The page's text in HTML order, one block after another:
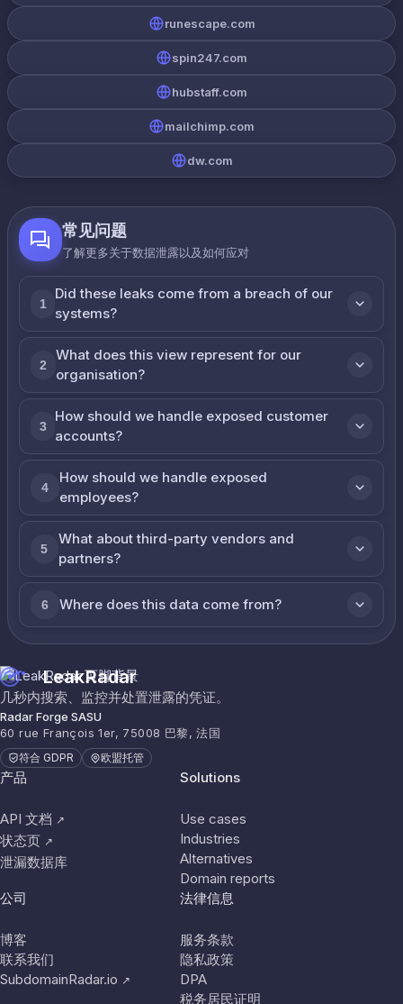
runescape.com
spin247.com
hubstaff.com
mailchimp.com
dw.com
常见问题
了解更多关于数据泄露以及如何应对
1
Did these leaks come from a breach of our
systems?
2
What does this view represent for our
organisation?
3
How should we handle exposed customer
accounts?
4
How should we handle exposed
employees?
5
What about third-party vendors and
partners?
6 Where does this data come from?
LeakRadar
几秒内搜索、监控并处置泄露的凭证。
Radar Forge SASU
60 rue François 1er, 75008 巴黎, 法国
符合 GDPR 欧盟托管
产品
API 文档 ↗
状态页 ↗
泄漏数据库
Solutions
Use cases
Industries
Alternatives
Domain reports
公司
博客
联系我们
SubdomainRadar.io ↗
法律信息
服务条款
隐私政策
DPA
税务居民证明